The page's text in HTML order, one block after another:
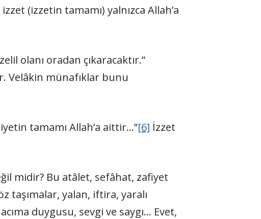
(izzetin tamamı) yalnızca Allah’a
olanı oradan çıkaracaktır.”
Velâkin münafıklar bunu
tamamı Allah’a aittir…”[6] İzzet
midir? Bu atâlet, sefâhat, zafiyet
taşımalar, yalan, iftira, yaralı
duygusu, sevgi ve saygı… Evet,